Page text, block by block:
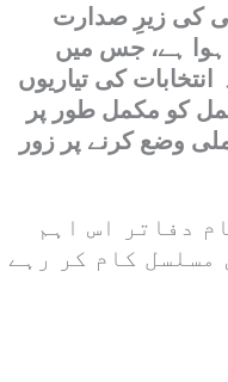
کی زیرِ صدارت
ہوا ہے، جس میں
کی 12 نشستوں پر آئندہ انتخابات کی تیاریوں
عمل کو مکمل طور پر
وضع کرنے پر زور
دفاتر اس اہم
مسلسل کام کر رہے